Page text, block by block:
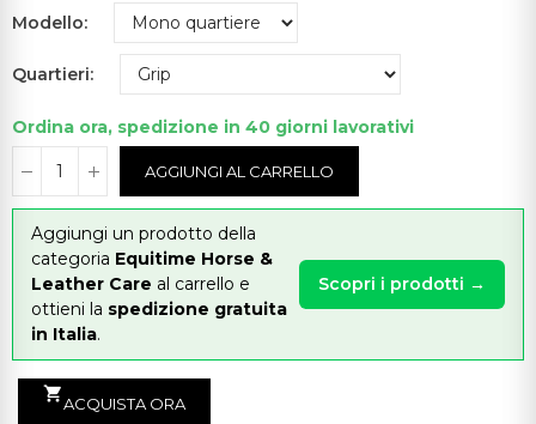
Modello
Quartieri
Ordina ora, spedizione in 40 giorni lavorativi
AGGIUNGI AL CARRELLO
Aggiungi un prodotto della
categoria Equitime Horse &
Leather Care al carrello e
ottieni la spedizione gratuita
in Italia.
Scopri i prodotti →
shopping_cart
ACQUISTA ORA